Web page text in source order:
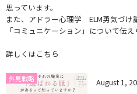
思っています。
また、アドラー心理学 ELM勇気づけ
「コミュニケーション」について伝え
詳しくはこちら
外見戦略 August1,